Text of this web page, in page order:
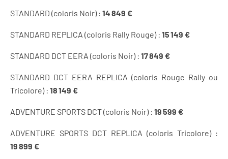
STANDARD (coloris Noir) : 14 849 €
STANDARD REPLICA (coloris Rally Rouge) : 15 149 €
STANDARD DCT EERA (coloris Noir) : 17 849 €
STANDARD DCT EERA REPLICA (coloris Rouge Rally ou
Tricolore) : 18 149 €
ADVENTURE SPORTS DCT (coloris Noir) : 19 599 €
ADVENTURE SPORTS DCT REPLICA (coloris Tricolore) :
19 899 €